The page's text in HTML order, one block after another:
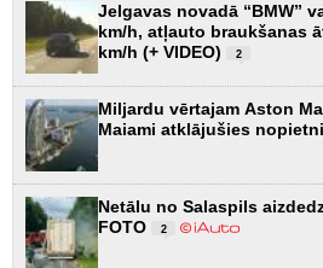
Jelgavas novadā “BMW”
km/h, atļauto braukšanas
km/h (+ VIDEO)
2
Miljardu vērtajam Aston
Maiami atklājušies
Netālu no Salaspils
FOTO
2